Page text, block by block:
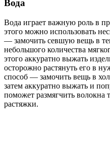
Вода
Вода играет важную роль в
этого можно использовать
— замочить севшую вещь в
небольшого количества
этого аккуратно выжать
осторожно растянуть его в
способ — замочить вещь в
затем аккуратно выжать и
поможет размягчить волокна
растяжки.